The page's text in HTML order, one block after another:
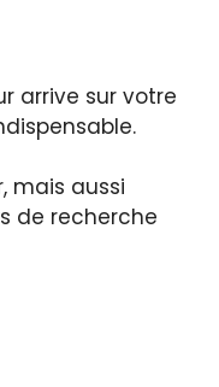
arrive sur votre
mais aussi
de recherche